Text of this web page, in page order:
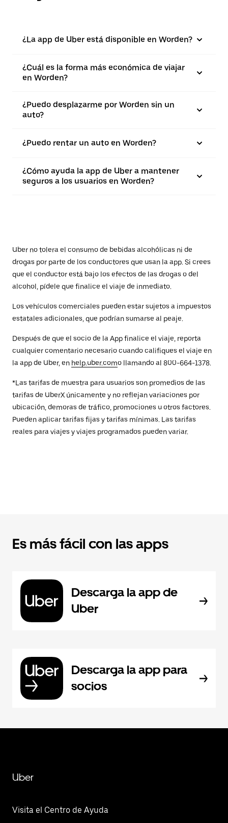
¿La app de Uber está disponible en Worden?
¿Cuál es la forma más económica de viajar
en Worden?
¿Puedo desplazarme por Worden sin un
auto?
¿Puedo rentar un auto en Worden?
¿Cómo ayuda la app de Uber a mantener
seguros a los usuarios en Worden?
Uber no tolera el consumo de bebidas alcohólicas ni de
drogas por parte de los conductores que usan la app. Si crees
que el conductor está bajo los efectos de las drogas o del
alcohol, pídele que finalice el viaje de inmediato.
Los vehículos comerciales pueden estar sujetos a impuestos
estatales adicionales, que podrían sumarse al peaje.
Después de que el socio de la App finalice el viaje, reporta
cualquier comentario necesario cuando califiques el viaje en
la app de Uber, en help.uber.como llamando al 800-664-1378.
*Las tarifas de muestra para usuarios son promedios de las
tarifas de UberX únicamente y no reflejan variaciones por
ubicación, demoras de tráfico, promociones u otros factores.
Pueden aplicar tarifas fijas y tarifas mínimas. Las tarifas
reales para viajes y viajes programados pueden variar.
Es más fácil con las apps
Descarga la app de
Uber
Descarga la app para
socios
Uber
Visita el Centro de Ayuda